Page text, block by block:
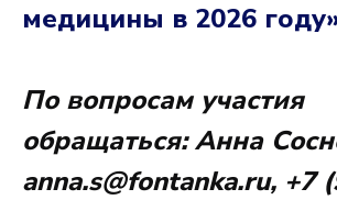
медицины в 2026
По вопросам участия
обращаться: Анна
anna.s@fontanka.ru, +7